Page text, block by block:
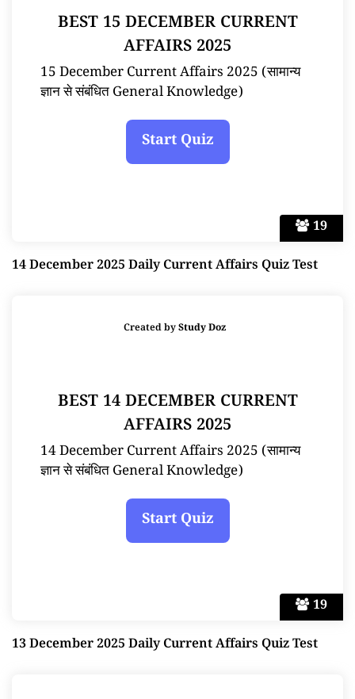
19
BEST 15 DECEMBER CURRENT
AFFAIRS 2025
15 December Current Affairs 2025 (सामान्य
ज्ञान से संबंधित General Knowledge)
14 December 2025 Daily Current Affairs Quiz Test
19
Created byStudy Doz
BEST 14 DECEMBER CURRENT
AFFAIRS 2025
14 December Current Affairs 2025 (सामान्य
ज्ञान से संबंधित General Knowledge)
13 December 2025 Daily Current Affairs Quiz Test